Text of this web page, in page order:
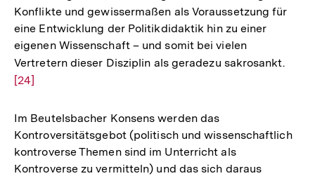
Konflikte und gewissermaßen als Voraussetzung für
eine Entwicklung der Politikdidaktik hin zu einer
eigenen Wissenschaft – und somit bei vielen
Vertretern dieser Disziplin als geradezu sakrosankt.
[24]
Im Beutelsbacher Konsens werden das
Kontroversitätsgebot (politisch und wissenschaftlich
kontroverse Themen sind im Unterricht als
Kontroverse zu vermitteln) und das sich daraus